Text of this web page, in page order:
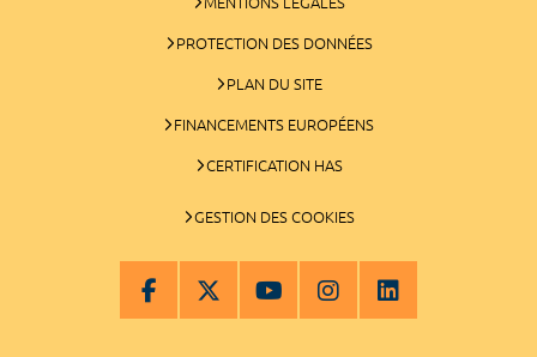
PROTECTION DES DONNÉES
PLAN DU SITE
FINANCEMENTS EUROPÉENS
CERTIFICATION HAS
GESTION DES COOKIES